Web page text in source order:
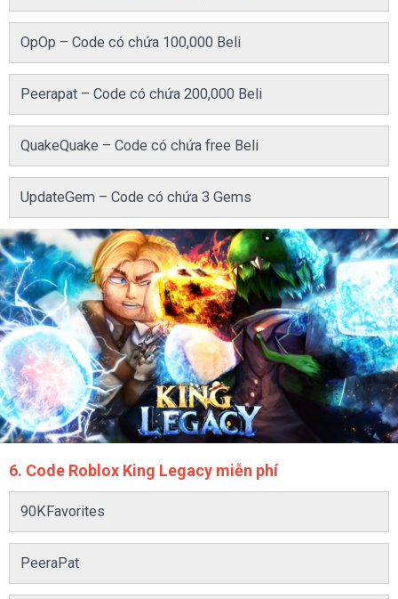
OpOp – Code có chứa 100,000 Beli
Peerapat – Code có chứa 200,000 Beli
QuakeQuake – Code có chứa free Beli
UpdateGem – Code có chứa 3 Gems
6. Code Roblox King Legacy miễn phí
90KFavorites
PeeraPat